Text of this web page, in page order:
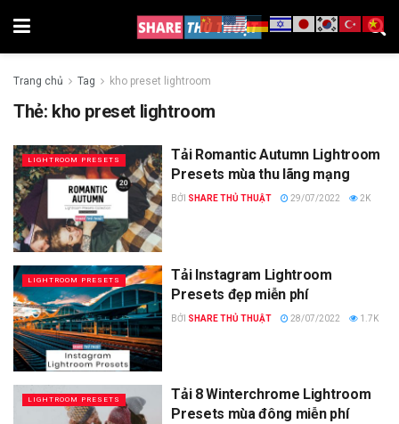
Trang chủ Tag kho preset lightroom
Thẻ: kho preset lightroom
LIGHTROOM PRESETS
Tải Romantic Autumn Lightroom
Presets mùa thu lãng mạng
BỞI SHARE THỦ THUẬT 29/07/2022 2K
LIGHTROOM PRESETS
Tải Instagram Lightroom
Presets đẹp miễn phí
BỞI SHARE THỦ THUẬT 28/07/2022 1.7K
LIGHTROOM PRESETS
Tải 8 Winterchrome Lightroom
Presets mùa đông miễn phí